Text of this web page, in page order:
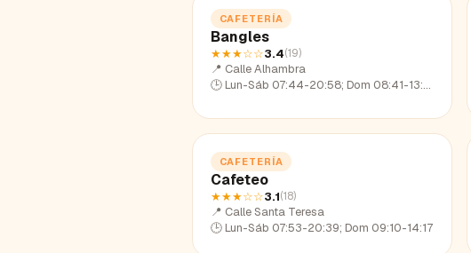
CAFETERÍA
Bangles
★★★☆☆3.4(19)
📍 Calle Alhambra
🕒 Lun-Sáb 07:44-20:58; Dom 08:41-13:44
CAFETERÍA
Cafeteo
★★★☆☆3.1(18)
📍 Calle Santa Teresa
🕒 Lun-Sáb 07:53-20:39; Dom 09:10-14:17